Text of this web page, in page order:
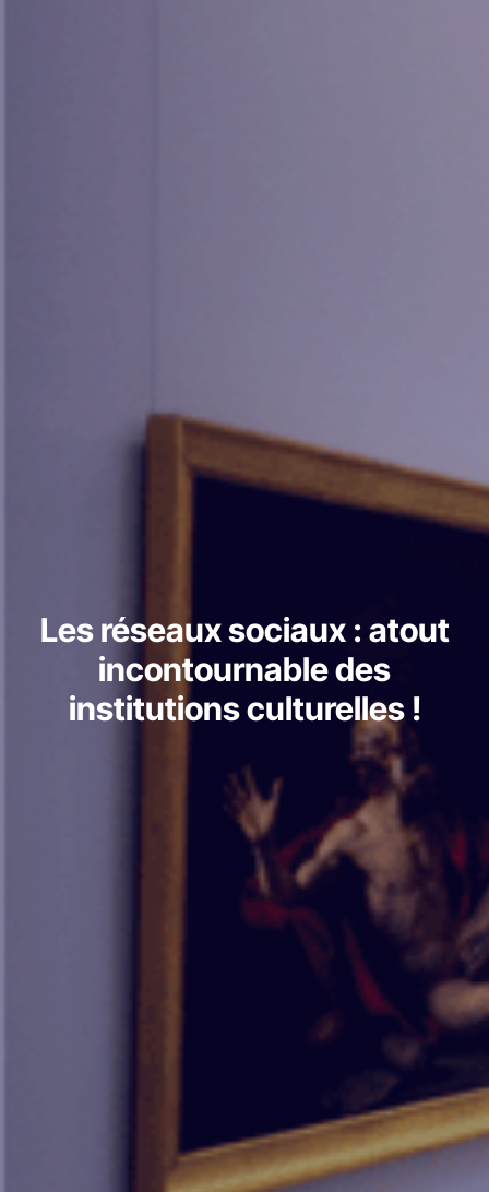
Les réseaux sociaux : atout
incontournable des
institutions culturelles !